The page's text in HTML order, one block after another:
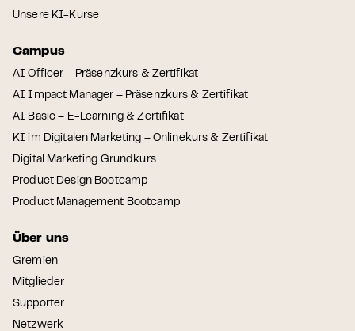
Unsere KI-Kurse
Campus
AI Officer – Präsenzkurs & Zertifikat
AI Impact Manager – Präsenzkurs & Zertifikat
AI Basic – E-Learning & Zertifikat
KI im Digitalen Marketing – Onlinekurs & Zertifikat
Digital Marketing Grundkurs
Product Design Bootcamp
Product Management Bootcamp
Über uns
Gremien
Mitglieder
Supporter
Netzwerk